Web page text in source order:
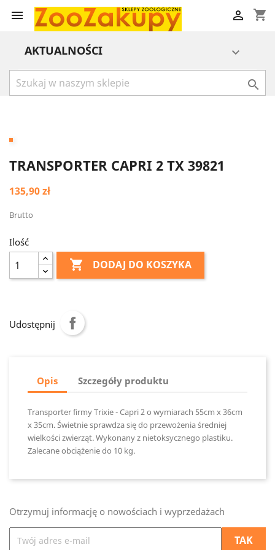
 shopping_cart

AKTUALNOŚCI 

TRANSPORTER CAPRI 2 TX 39821
135,90 zł
Brutto
Ilość
 DODAJ DO KOSZYKA
Udostępnij
Opis Szczegóły produktu
Transporter firmy Trixie - Capri 2 o wymiarach 55cm x 36cm
x 35cm. Świetnie sprawdza się do przewożenia średniej
wielkości zwierząt. Wykonany z nietoksycznego plastiku.
Zalecane obciążenie do 10 kg.
Otrzymuj informację o nowościach i wyprzedażach